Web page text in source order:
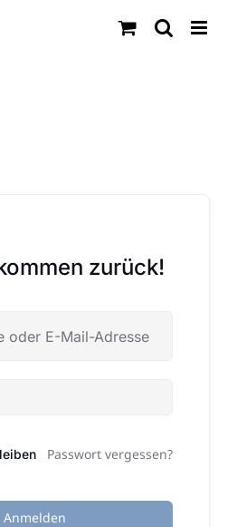
zurück!
Passwort vergessen?
Anmelden